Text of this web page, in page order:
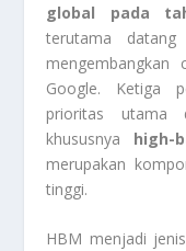
global pada
terutama
mengembangkan
Google. Ketiga
prioritas utama
khususnya high-
merupakan
tinggi.
HBM menjadi